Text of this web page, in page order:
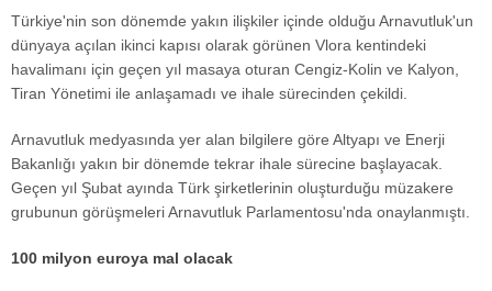
Türkiye'nin son dönemde yakın ilişkiler içinde olduğu Arnavutluk'un
dünyaya açılan ikinci kapısı olarak görünen Vlora kentindeki
havalimanı için geçen yıl masaya oturan Cengiz-Kolin ve Kalyon,
Tiran Yönetimi ile anlaşamadı ve ihale sürecinden çekildi.
Arnavutluk medyasında yer alan bilgilere göre Altyapı ve Enerji
Bakanlığı yakın bir dönemde tekrar ihale sürecine başlayacak.
Geçen yıl Şubat ayında Türk şirketlerinin oluşturduğu müzakere
grubunun görüşmeleri Arnavutluk Parlamentosu'nda onaylanmıştı.
100 milyon euroya mal olacak